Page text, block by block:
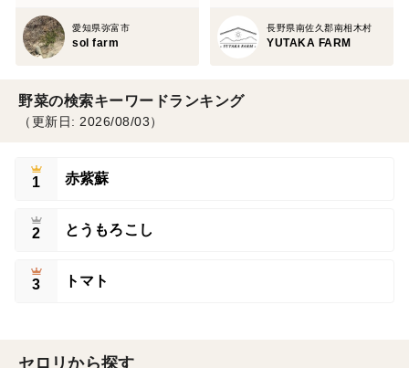
愛知県弥富市
sol farm
長野県南佐久郡南相木村
YUTAKA FARM
野菜の検索キーワードランキング
（更新日: 2026/08/03）
1 赤紫蘇
2 とうもろこし
3 トマト
セロリから探す